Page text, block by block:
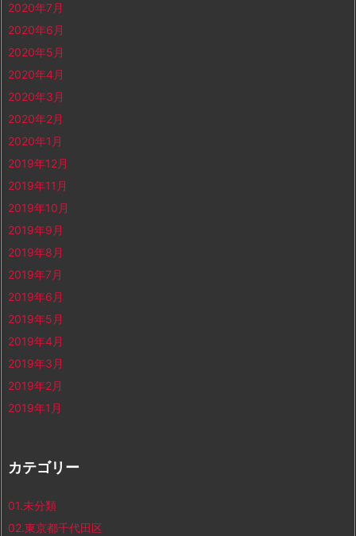
2020年7月
2020年6月
2020年5月
2020年4月
2020年3月
2020年2月
2020年1月
2019年12月
2019年11月
2019年10月
2019年9月
2019年8月
2019年7月
2019年6月
2019年5月
2019年4月
2019年3月
2019年2月
2019年1月
カテゴリー
01.未分類
02.東京都千代田区